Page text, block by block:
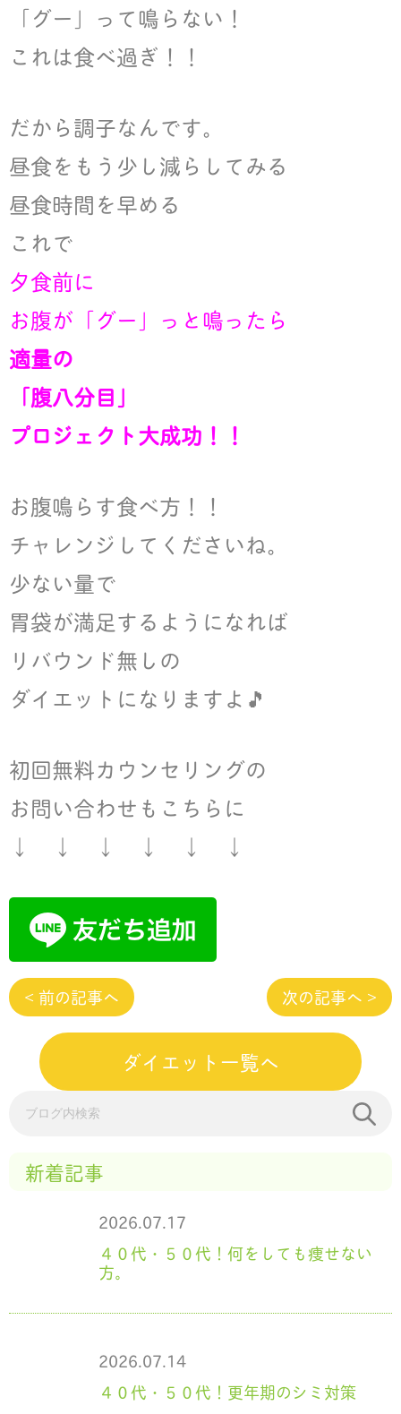
新着記事
2026.07.17
４０代・５０代！何をしても痩せない
方。
2026.07.14
４０代・５０代！更年期のシミ対策
「グー」って鳴らない！
これは食べ過ぎ！！
だから調子なんです。
昼食をもう少し減らしてみる
昼食時間を早める
これで
夕食前に
お腹が「グー」っと鳴ったら
適量の
「腹八分目」
プロジェクト大成功！！
お腹鳴らす食べ方！！
チャレンジしてくださいね。
少ない量で
胃袋が満足するようになれば
リバウンド無しの
ダイエットになりますよ🎵
初回無料カウンセリングの
お問い合わせもこちらに
↓ ↓ ↓ ↓ ↓ ↓
< 前の記事へ 次の記事へ >
ダイエット一覧へ